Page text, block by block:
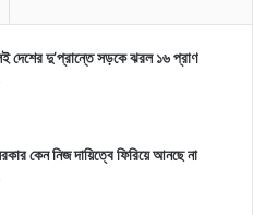
দেশের দু’প্রান্তে সড়কে ঝরল ১৬ প্রাণ
কেন নিজ দায়িত্বে ফিরিয়ে আনছে না